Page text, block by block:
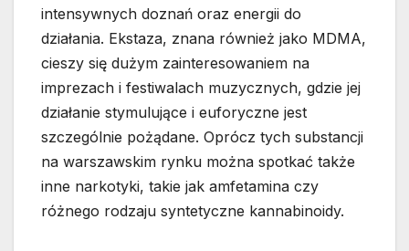
intensywnych doznań oraz energii do
działania. Ekstaza, znana również jako MDMA,
cieszy się dużym zainteresowaniem na
imprezach i festiwalach muzycznych, gdzie jej
działanie stymulujące i euforyczne jest
szczególnie pożądane. Oprócz tych substancji
na warszawskim rynku można spotkać także
inne narkotyki, takie jak amfetamina czy
różnego rodzaju syntetyczne kannabinoidy.